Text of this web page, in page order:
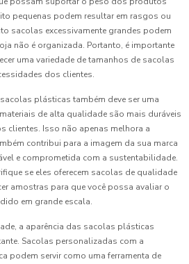
pequenas podem resultar em rasgos ou
sacolas excessivamente grandes podem
não é organizada. Portanto, é importante
uma variedade de tamanhos de sacolas
dos clientes.
plásticas também deve ser uma
de alta qualidade são mais duráveis
clientes. Isso não apenas melhora a
contribui para a imagem da sua marca
e comprometida com a sustentabilidade.
se eles oferecem sacolas de qualidade
amostras para que você possa avaliar o
em grande escala.
a aparência das sacolas plásticas
Sacolas personalizadas com a
podem servir como uma ferramenta de